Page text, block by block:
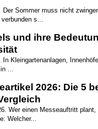
Sommer muss nicht
verbunden s...
und ihre
Kleingartenanlagen,
...
2026: Die 5
Wer einen Messeauftritt plant,
Welcher...